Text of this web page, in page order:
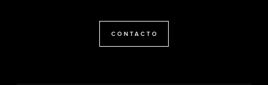
CONTACTO